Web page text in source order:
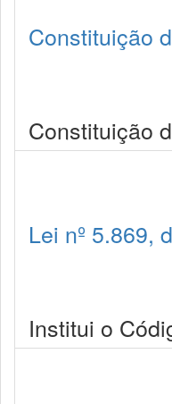
Constituição
Constituição
Lei nº 5.869,
Institui o